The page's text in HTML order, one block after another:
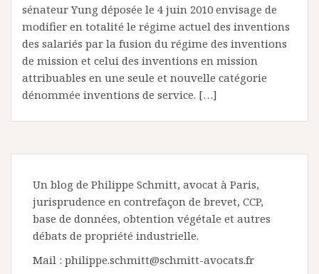
sénateur Yung déposée le 4 juin 2010 envisage de
modifier en totalité le régime actuel des inventions
des salariés par la fusion du régime des inventions
de mission et celui des inventions en mission
attribuables en une seule et nouvelle catégorie
dénommée inventions de service. […]
Un blog de Philippe Schmitt, avocat à Paris,
jurisprudence en contrefaçon de brevet, CCP,
base de données, obtention végétale et autres
débats de propriété industrielle.
Mail : philippe.schmitt@schmitt-avocats.fr